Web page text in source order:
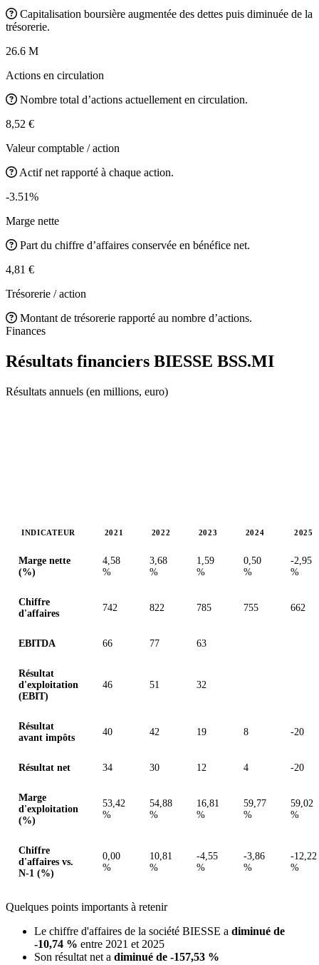
Capitalisation boursière augmentée des dettes puis diminuée de la
trésorerie.
26.6 M
Actions en circulation
Nombre total d’actions actuellement en circulation.
8,52 €
Valeur comptable / action
Actif net rapporté à chaque action.
-3.51%
Marge nette
Part du chiffre d’affaires conservée en bénéfice net.
4,81 €
Trésorerie / action
Montant de trésorerie rapporté au nombre d’actions.
Finances
Résultats financiers BIESSE BSS.MI
Résultats annuels (en millions, euro)
INDICATEUR 2021 2022 2023 2024 2025
Marge nette
(%)
4,58
%
3,68
%
1,59
%
0,50
%
-2,95
%
Chiffre
d'affaires
742 822 785 755 662
EBITDA 66 77 63
Résultat
d'exploitation
(EBIT)
46 51 32
Résultat
avant impôts
40 42 19 8 -20
Résultat net 34 30 12 4 -20
Marge
d'exploitation
(%)
53,42
%
54,88
%
16,81
%
59,77
%
59,02
%
Chiffre
d'affaires vs.
N-1 (%)
0,00
%
10,81
%
-4,55
%
-3,86
%
-12,22
%
Quelques points importants à retenir
Le chiffre d'affaires de la société BIESSE a diminué de
-10,74 % entre 2021 et 2025
Son résultat net a diminué de -157,53 %